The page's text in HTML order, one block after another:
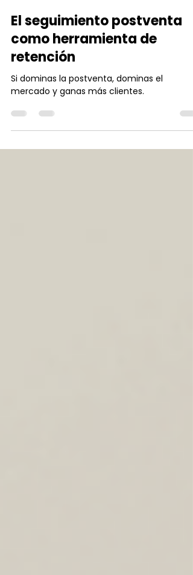
Mauricio Duran
28 jun
2 min de lectura
El seguimiento postventa
como herramienta de
retención
Si dominas la postventa, dominas el